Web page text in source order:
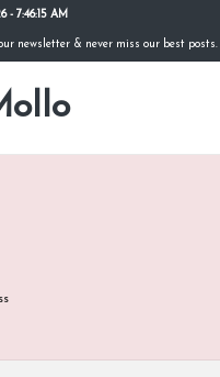
- 7:46:16 AM
newsletter & never miss our best posts.